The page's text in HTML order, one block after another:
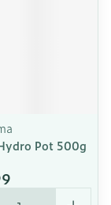
Pot 500g